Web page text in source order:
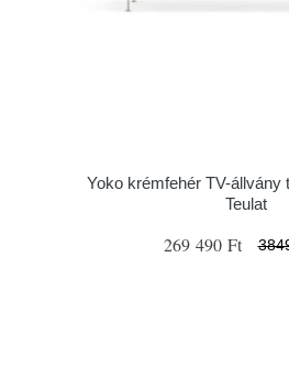
Yoko krémfehér TV-állvány
Teulat
269 490 Ft